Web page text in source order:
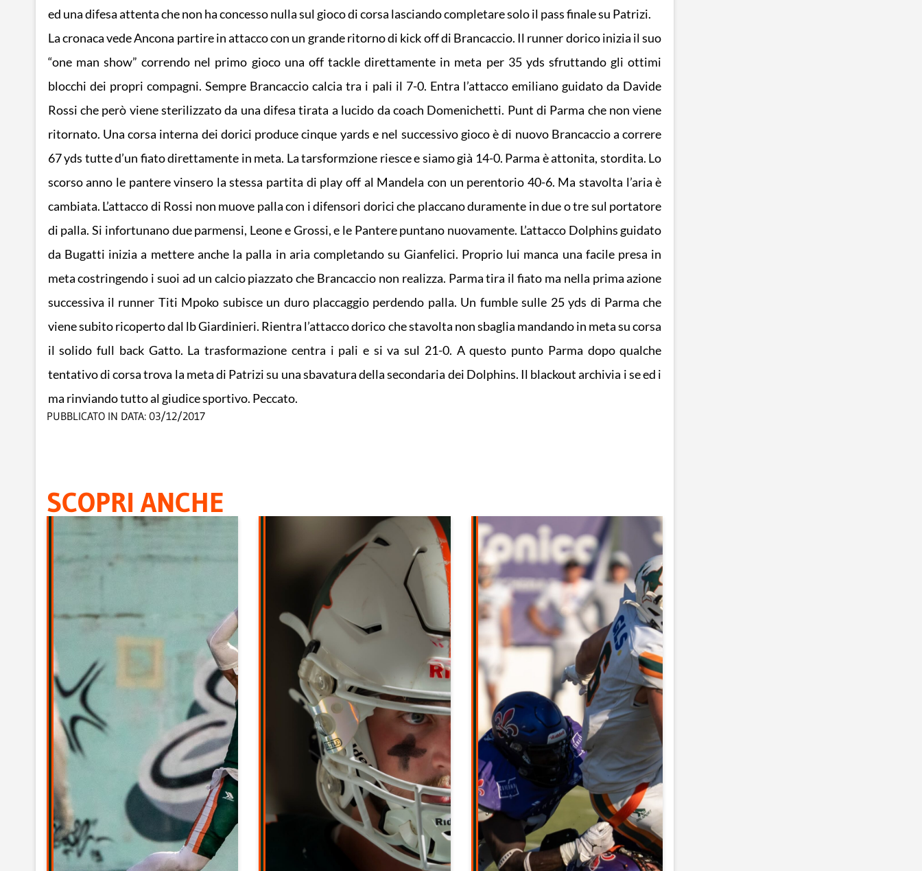
ed una difesa attenta che non ha concesso nulla sul gioco di corsa lasciando completare solo il pass finale su Patrizi.
La cronaca vede Ancona partire in attacco con un grande ritorno di kick off di Brancaccio. Il runner dorico inizia il suo
“one man show” correndo nel primo gioco una off tackle direttamente in meta per 35 yds sfruttando gli ottimi
blocchi dei propri compagni. Sempre Brancaccio calcia tra i pali il 7-0. Entra l’attacco emiliano guidato da Davide
Rossi che però viene sterilizzato da una difesa tirata a lucido da coach Domenichetti. Punt di Parma che non viene
ritornato. Una corsa interna dei dorici produce cinque yards e nel successivo gioco è di nuovo Brancaccio a correre
67 yds tutte d’un fiato direttamente in meta. La tarsformzione riesce e siamo già 14-0. Parma è attonita, stordita. Lo
scorso anno le pantere vinsero la stessa partita di play off al Mandela con un perentorio 40-6. Ma stavolta l’aria è
cambiata. L’attacco di Rossi non muove palla con i difensori dorici che placcano duramente in due o tre sul portatore
di palla. Si infortunano due parmensi, Leone e Grossi, e le Pantere puntano nuovamente. L’attacco Dolphins guidato
da Bugatti inizia a mettere anche la palla in aria completando su Gianfelici. Proprio lui manca una facile presa in
meta costringendo i suoi ad un calcio piazzato che Brancaccio non realizza. Parma tira il fiato ma nella prima azione
successiva il runner Titi Mpoko subisce un duro placcaggio perdendo palla. Un fumble sulle 25 yds di Parma che
viene subito ricoperto dal lb Giardinieri. Rientra l’attacco dorico che stavolta non sbaglia mandando in meta su corsa
il solido full back Gatto. La trasformazione centra i pali e si va sul 21-0. A questo punto Parma dopo qualche
tentativo di corsa trova la meta di Patrizi su una sbavatura della secondaria dei Dolphins. Il blackout archivia i se ed i
ma rinviando tutto al giudice sportivo. Peccato.
PUBBLICATO IN DATA: 03/12/2017
SCOPRI ANCHE